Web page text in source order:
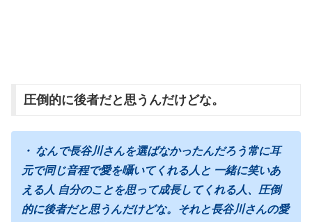
圧倒的に後者だと思うんだけどな。
・ なんで長谷川さんを選ばなかったんだろう常に耳
元で同じ音程で愛を囁いてくれる人と 一緒に笑いあ
える人 自分のことを思って成長してくれる人、圧倒
的に後者だと思うんだけどな。それと長谷川さんの愛